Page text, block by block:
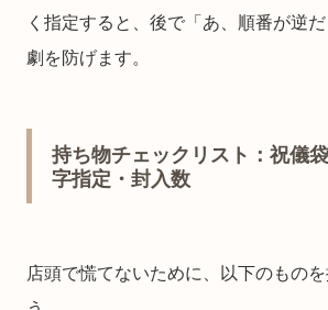
く指定すると、後で「あ、順番が逆
劇を防げます。
持ち物チェックリスト：祝儀
字指定・封入数
店頭で慌てないために、以下のもの